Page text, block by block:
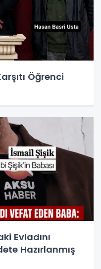
Öğrenci
Evladını
Hazırlanmış